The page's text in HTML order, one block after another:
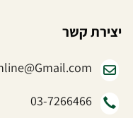
יצירת קשר
03-7266466